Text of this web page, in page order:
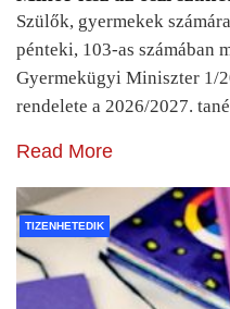
Szülők, gyermekek
pénteki, 103-as számában
Gyermekügyi Miniszter 1/
rendelete a 2026/2027.
Read More
TIZENHETEDIK